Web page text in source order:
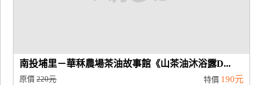
計
南投埔里－華秝農場茶油故事館《山茶油沐浴露D...
原價220元 特價 190元